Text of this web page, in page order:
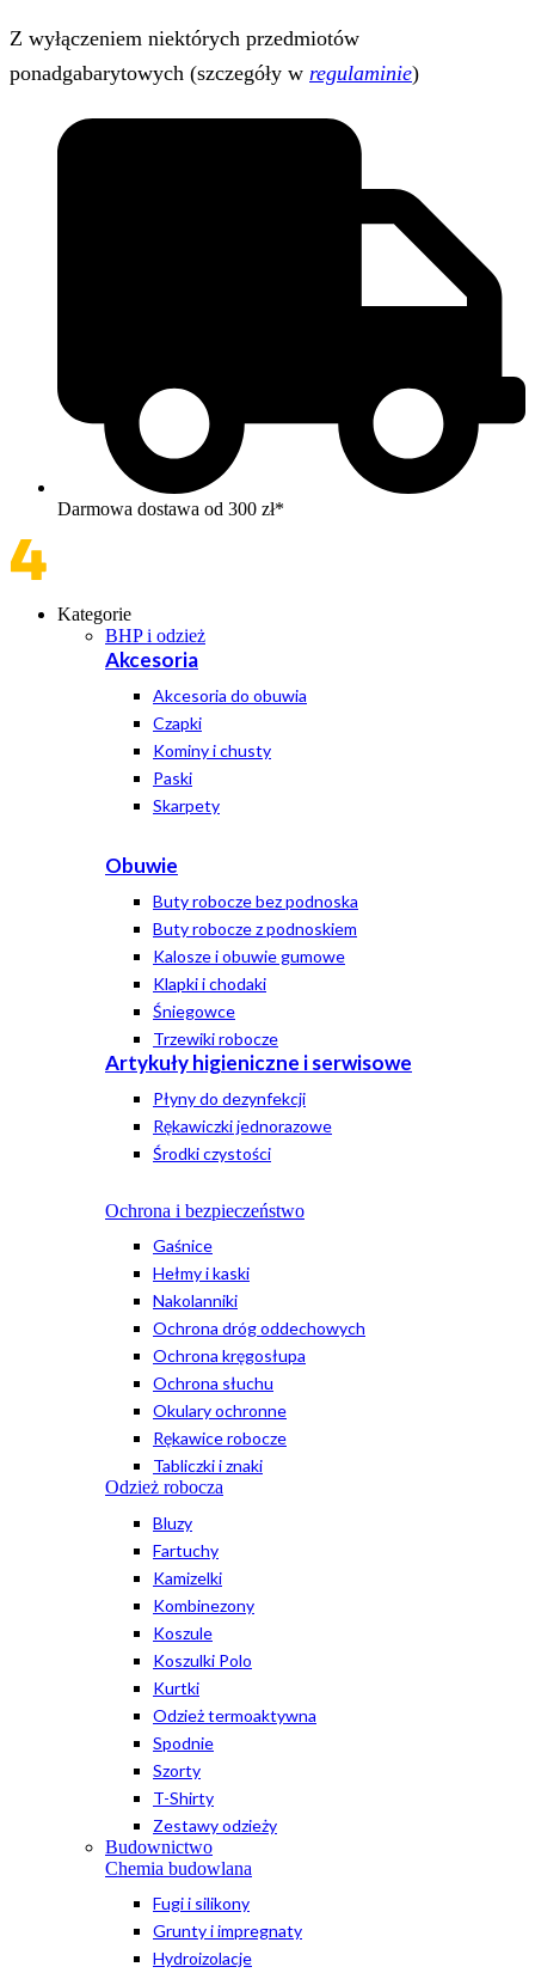
Z wyłączeniem niektórych przedmiotów
ponadgabarytowych (szczegóły w regulaminie)
Darmowa dostawa od 300 zł*
Kategorie
BHP i odzież
Akcesoria
Akcesoria do obuwia
Czapki
Kominy i chusty
Paski
Skarpety
Obuwie
Buty robocze bez podnoska
Buty robocze z podnoskiem
Kalosze i obuwie gumowe
Klapki i chodaki
Śniegowce
Trzewiki robocze
Artykuły higieniczne i serwisowe
Płyny do dezynfekcji
Rękawiczki jednorazowe
Środki czystości
Ochrona i bezpieczeństwo
Gaśnice
Hełmy i kaski
Nakolanniki
Ochrona dróg oddechowych
Ochrona kręgosłupa
Ochrona słuchu
Okulary ochronne
Rękawice robocze
Tabliczki i znaki
Odzież robocza
Bluzy
Fartuchy
Kamizelki
Kombinezony
Koszule
Koszulki Polo
Kurtki
Odzież termoaktywna
Spodnie
Szorty
T-Shirty
Zestawy odzieży
Budownictwo
Chemia budowlana
Fugi i silikony
Grunty i impregnaty
Hydroizolacje